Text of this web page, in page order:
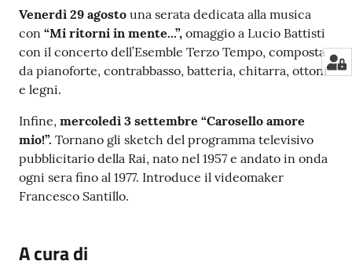
Venerdì 29 agosto una serata dedicata alla musica
con “Mi ritorni in mente...”, omaggio a Lucio Battisti
con il concerto dell’Esemble Terzo Tempo, composta
da pianoforte, contrabbasso, batteria, chitarra, ottoni
e legni.
Infine, mercoledì 3 settembre “Carosello amore
mio!”. Tornano gli sketch del programma televisivo
pubblicitario della Rai, nato nel 1957 e andato in onda
ogni sera fino al 1977. Introduce il videomaker
Francesco Santillo.
A cura di